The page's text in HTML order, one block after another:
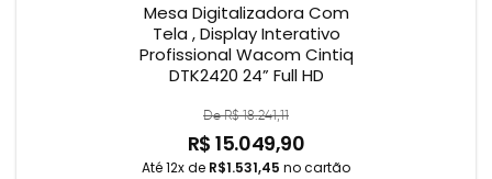
Mesa Digitalizadora Com
Tela , Display Interativo
Profissional Wacom Cintiq
DTK2420 24” Full HD
De R$ 18.241,11
R$ 15.049,90
Até 12x de R$1.531,45 no cartão